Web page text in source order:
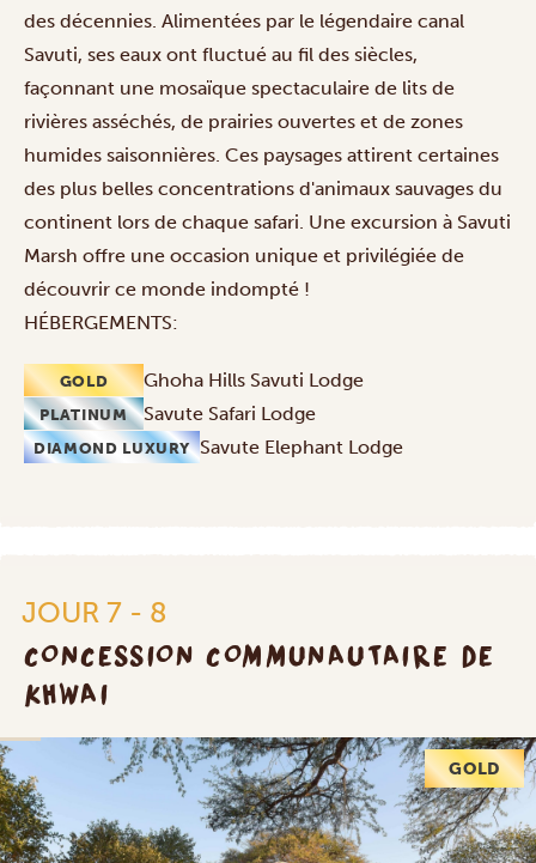
des décennies. Alimentées par le légendaire canal
Savuti, ses eaux ont fluctué au fil des siècles,
façonnant une mosaïque spectaculaire de lits de
rivières asséchés, de prairies ouvertes et de zones
humides saisonnières. Ces paysages attirent certaines
des plus belles concentrations d'animaux sauvages du
continent lors de chaque safari . Une excursion à Savuti
Marsh offre une occasion unique et privilégiée de
découvrir ce monde indompté !
HÉBERGEMENTS:
GOLD Ghoha Hills Savuti Lodge
PLATINUM Savute Safari Lodge
DIAMOND LUXURY Savute Elephant Lodge
JOUR 7 - 8
CONCESSION COMMUNAUTAIRE DE
KHWAI
GOLD